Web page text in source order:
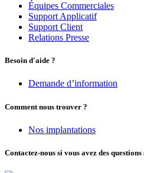
Équipes Commerciales
Support Applicatif
Support Client
Relations Presse
Besoin d'aide ?
Demande d’information
Comment nous trouver ?
Nos implantations
Contactez-nous si vous avez des